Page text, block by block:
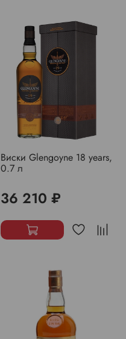
Виски Glengoyne 18 years,
0.7 л
36 210 ₽